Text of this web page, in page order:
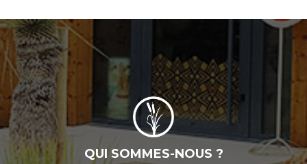
QUI SOMMES-NOUS ?